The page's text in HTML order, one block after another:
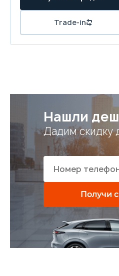
Нашли
Дадим скидку
Получи